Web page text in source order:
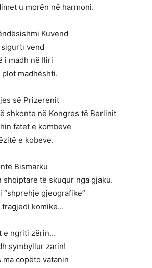
u morën në harmoni.
Kuvend
vend
i madh në Iliri
madhështi.
së Prizerenit
shkonte në Kongres të Berlinit
fatet e kombeve
e kobeve.
Bismarku
shqiptare të skuqur nga gjaku.
“shprehje gjeografike”
tragjedi komike…
e ngriti zërin…
symbyllur zarin!
copëto vatanin